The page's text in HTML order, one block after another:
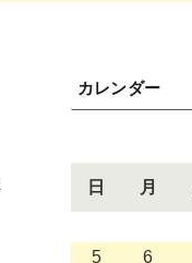
カレンダー
日 月
5
6